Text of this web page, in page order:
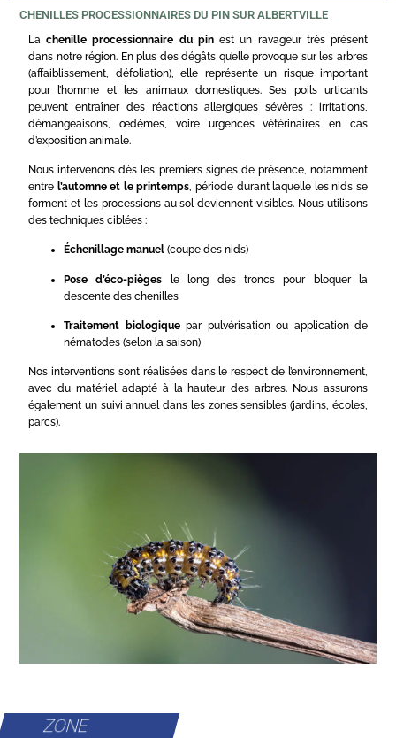
CHENILLES PROCESSIONNAIRES DU PIN SUR ALBERTVILLE
Lachenille processionnaire du pinest un ravageur très présent
dans notre région. En plus des dégâts qu’elle provoque sur les arbres
(affaiblissement, défoliation), elle représente un risque important
pour l’homme et les animaux domestiques. Ses poils urticants
peuvent entraîner des réactions allergiques sévères : irritations,
démangeaisons, œdèmes, voire urgences vétérinaires en cas
d’exposition animale.
Nous intervenons dès les premiers signes de présence, notamment
entre l’automne et le printemps, période durant laquelle les nids se
forment et les processions au sol deviennent visibles. Nous utilisons
des techniques ciblées :
Échenillage manuel (coupe des nids)
Pose d’éco-pièges le long des troncs pour bloquer la
descente des chenilles
Traitement biologiquepar pulvérisation ou application de
nématodes (selon la saison)
Nos interventions sont réalisées dans le respect de l’environnement,
avec du matériel adapté à la hauteur des arbres. Nous assurons
également un suivi annuel dans les zones sensibles (jardins, écoles,
parcs).
ZONE